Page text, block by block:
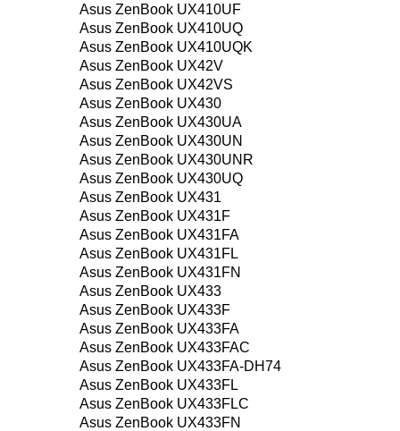
Asus ZenBook UX410UF
Asus ZenBook UX410UQ
Asus ZenBook UX410UQK
Asus ZenBook UX42V
Asus ZenBook UX42VS
Asus ZenBook UX430
Asus ZenBook UX430UA
Asus ZenBook UX430UN
Asus ZenBook UX430UNR
Asus ZenBook UX430UQ
Asus ZenBook UX431
Asus ZenBook UX431F
Asus ZenBook UX431FA
Asus ZenBook UX431FL
Asus ZenBook UX431FN
Asus ZenBook UX433
Asus ZenBook UX433F
Asus ZenBook UX433FA
Asus ZenBook UX433FAC
Asus ZenBook UX433FA-DH74
Asus ZenBook UX433FL
Asus ZenBook UX433FLC
Asus ZenBook UX433FN